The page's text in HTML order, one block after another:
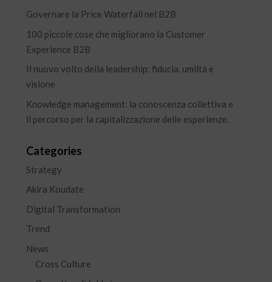
Governare la Price Waterfall nel B2B
100 piccole cose che migliorano la Customer
Experience B2B
Il nuovo volto della leadership: fiducia, umiltà e
visione
Knowledge management: la conoscenza collettiva e
il percorso per la capitalizzazione delle esperienze.
Categories
Strategy
Akira Koudate
Digital Transformation
Trend
News
Cross Culture